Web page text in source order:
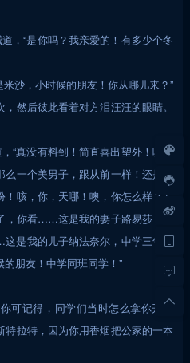
，“是你吗？我亲爱的！有多少个冬
米沙，小时候的朋友！你从哪儿来？”
然后彼此看着对方泪汪汪的眼睛。
“真没有料到！简直喜出望外！哎，
一个美男子，跟从前一样！还是那
咳，你，天哪！噢，你怎么样？发
，你看……这是我的妻子路易莎，娘
是我的儿子纳法奈尔，中学三年级
朋友！中学同班同学！”
可记得，同学们当时怎么拿你开心
特拉特，因为你用香烟把公家的一本